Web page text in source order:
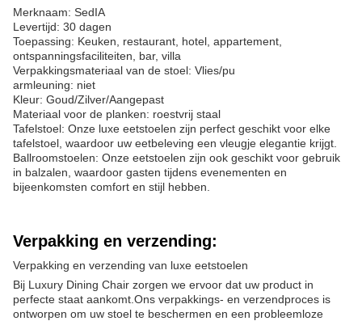
Merknaam: SedIA
Levertijd: 30 dagen
Toepassing: Keuken, restaurant, hotel, appartement,
ontspanningsfaciliteiten, bar, villa
Verpakkingsmateriaal van de stoel: Vlies/pu
armleuning: niet
Kleur: Goud/Zilver/Aangepast
Materiaal voor de planken: roestvrij staal
Tafelstoel: Onze luxe eetstoelen zijn perfect geschikt voor elke
tafelstoel, waardoor uw eetbeleving een vleugje elegantie krijgt.
Ballroomstoelen: Onze eetstoelen zijn ook geschikt voor gebruik
in balzalen, waardoor gasten tijdens evenementen en
bijeenkomsten comfort en stijl hebben.
Verpakking en verzending:
Verpakking en verzending van luxe eetstoelen
Bij Luxury Dining Chair zorgen we ervoor dat uw product in
perfecte staat aankomt.Ons verpakkings- en verzendproces is
ontworpen om uw stoel te beschermen en een probleemloze